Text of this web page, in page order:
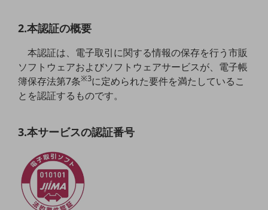
データ利活用
運用管理
災害対策・BCP
課題・ニーズで探す
課題・ニーズで探すTOP
2.本認証の概要
本認証は、電子取引に関する情報の保存を行う市販
ソフトウェアおよびソフトウェアサービスが、電子帳
簿保存法第7条※3に定められた要件を満たしているこ
とを認証するものです。
3.本サービスの認証番号